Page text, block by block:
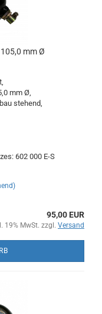
mm Ø
mm Ø,
stehend,
602 000 E-S
95,00 EUR
19% MwSt. zzgl. Versand